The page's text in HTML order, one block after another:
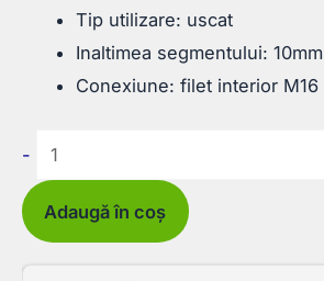
Tip utilizare: uscat
Inaltimea segmentului: 10mm
Conexiune: filet interior M16
-
Cantitate
Carota
Diamantata
Uscata
Adaugă în coș